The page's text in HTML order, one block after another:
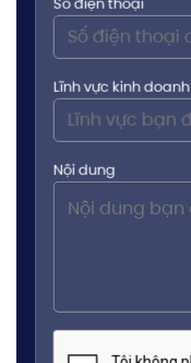
Lĩnh vực kinh doanh
Nội dung